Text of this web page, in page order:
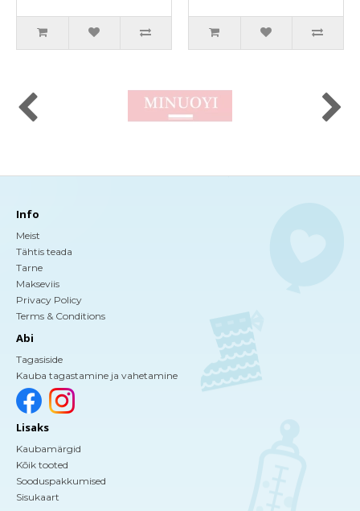
Info
Meist
Tähtis teada
Tarne
Makseviis
Privacy Policy
Terms & Conditions
Abi
Tagasiside
Kauba tagastamine ja vahetamine
Lisaks
Kaubamärgid
Kõik tooted
Sooduspakkumised
Sisukaart